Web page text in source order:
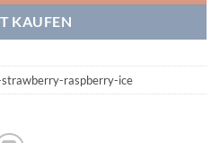
KAUFEN
raspberry-ice